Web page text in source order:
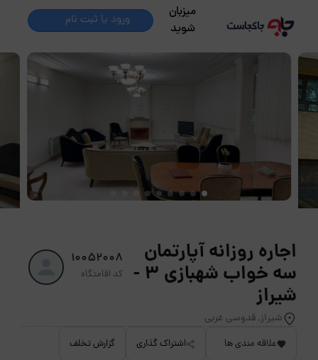
میزبان
شوید
ورود یا ثبت نام
اجاره روزانه آپارتمان
سه خواب شهبازی 3 -
شیراز
شیراز, قدوسی غربی
10052008
کد اقامتگاه
علاقه مندی ها اشتراک گذاری گزارش تخلف